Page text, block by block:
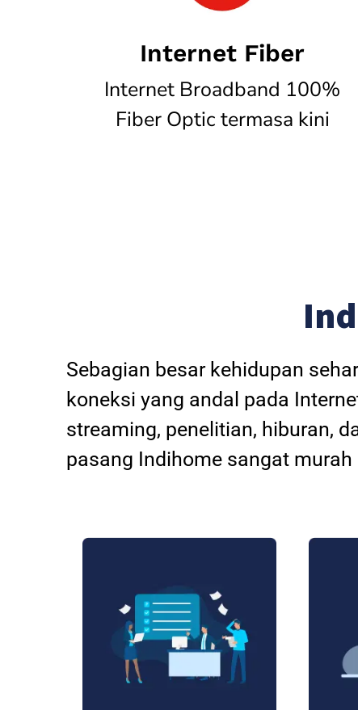
Internet Fiber
Internet Broadband 100%
Fiber Optic termasa kini
Sebagian besar kehidupan
koneksi yang andal pada
streaming, penelitian, hiburan,
pasang Indihome sangat